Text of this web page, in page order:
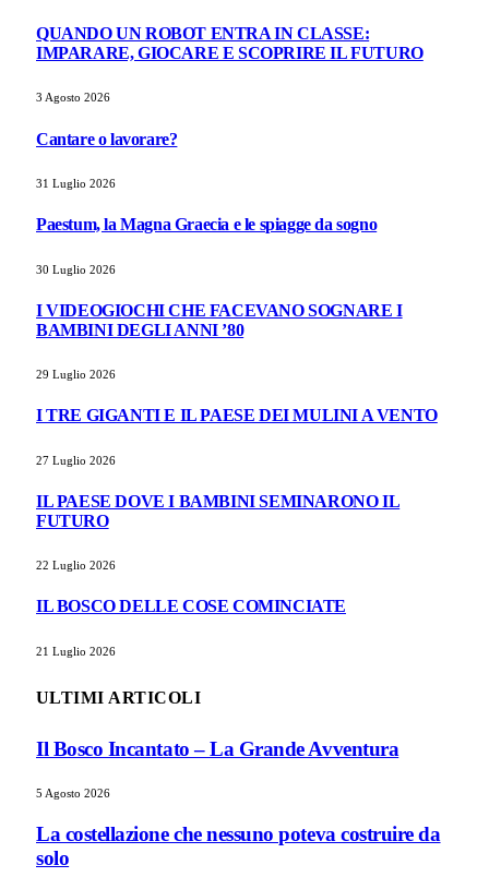
QUANDO UN ROBOT ENTRA IN CLASSE:
IMPARARE, GIOCARE E SCOPRIRE IL FUTURO
3 Agosto 2026
Cantare o lavorare?
31 Luglio 2026
Paestum, la Magna Graecia e le spiagge da sogno
30 Luglio 2026
I VIDEOGIOCHI CHE FACEVANO SOGNARE I
BAMBINI DEGLI ANNI ’80
29 Luglio 2026
I TRE GIGANTI E IL PAESE DEI MULINI A VENTO
27 Luglio 2026
IL PAESE DOVE I BAMBINI SEMINARONO IL
FUTURO
22 Luglio 2026
IL BOSCO DELLE COSE COMINCIATE
21 Luglio 2026
ULTIMI ARTICOLI
Il Bosco Incantato – La Grande Avventura
5 Agosto 2026
La costellazione che nessuno poteva costruire da
solo